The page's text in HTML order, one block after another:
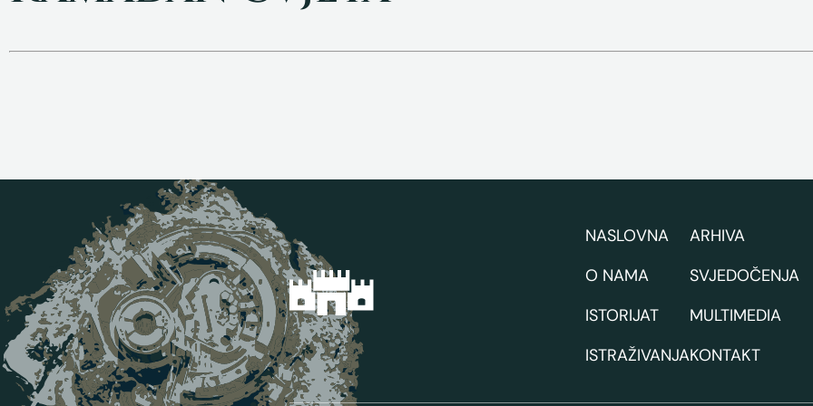
NASLOVNA
O NAMA
ISTORIJAT
ISTRAŽIVANJA
ARHIVA
SVJEDOČENJA
MULTIMEDIA
KONTAKT